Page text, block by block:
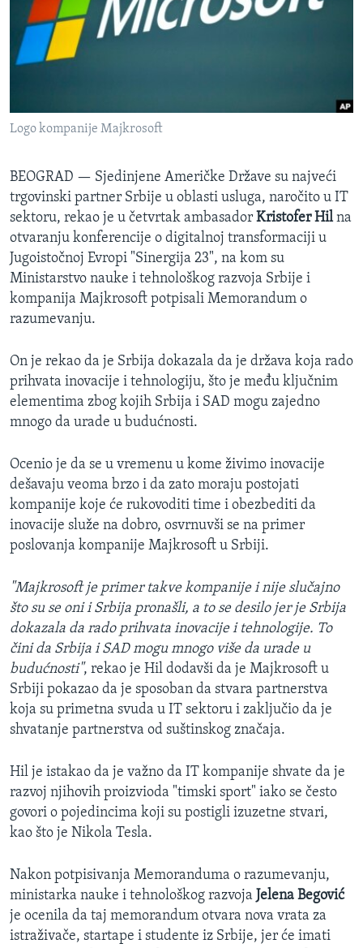
SPORT
INTERVJU
Logo kompanije Majkrosoft
BEOGRAD — Sjedinjene Američke Države su najveći
trgovinski partner Srbije u oblasti usluga, naročito u IT
sektoru, rekao je u četvrtak ambasador Kristofer Hilna
otvaranju konferencije o digitalnoj transformaciji u
Jugoistočnoj Evropi "Sinergija 23", na kom su
Ministarstvo nauke i tehnološkog razvoja Srbije i
kompanija Majkrosoft potpisali Memorandum o
razumevanju.
On je rekao da je Srbija dokazala da je država koja rado
prihvata inovacije i tehnologiju, što je među ključnim
elementima zbog kojih Srbija i SAD mogu zajedno
mnogo da urade u budućnosti.
Ocenio je da se u vremenu u kome živimo inovacije
dešavaju veoma brzo i da zato moraju postojati
kompanije koje će rukovoditi time i obezbediti da
inovacije služe na dobro, osvrnuvši se na primer
poslovanja kompanije Majkrosoft u Srbiji.
"Majkrosoft je primer takve kompanije i nije slučajno
što su se oni i Srbija pronašli, a to se desilo jer je Srbija
dokazala da rado prihvata inovacije i tehnologije. To
čini da Srbija i SAD mogu mnogo više da urade u
budućnosti", rekao je Hil dodavši da je Majkrosoft u
Srbiji pokazao da je sposoban da stvara partnerstva
koja su primetna svuda u IT sektoru i zaključio da je
shvatanje partnerstva od suštinskog značaja.
Hil je istakao da je važno da IT kompanije shvate da je
razvoj njihovih proizvioda "timski sport" iako se često
govori o pojedincima koji su postigli izuzetne stvari,
kao što je Nikola Tesla.
Nakon potpisivanja Memoranduma o razumevanju,
ministarka nauke i tehnološkog razvoja Jelena Begović
je ocenila da taj memorandum otvara nova vrata za
istraživače, startape i studente iz Srbije, jer će imati